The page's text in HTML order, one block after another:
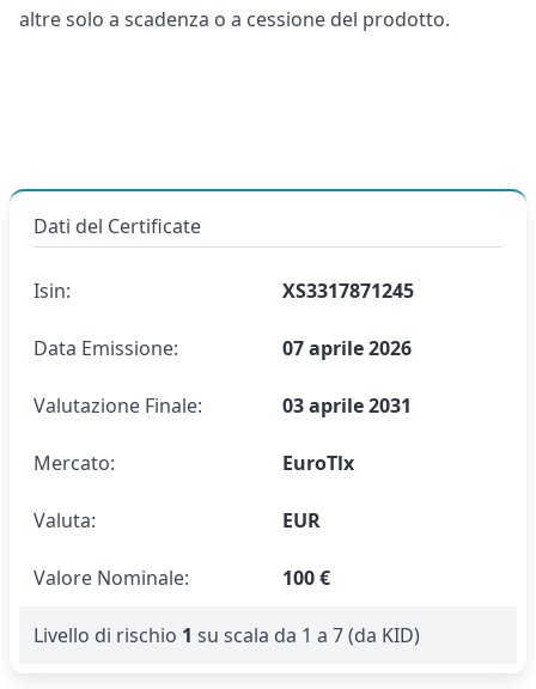
altre solo a scadenza o a cessione del prodotto.
Dati del Certificate
Isin: XS3317871245
Data Emissione: 07 aprile 2026
Valutazione Finale: 03 aprile 2031
Mercato: EuroTlx
Valuta: EUR
Valore Nominale: 100 €
Livello di rischio 1 su scala da 1 a 7 (da KID)